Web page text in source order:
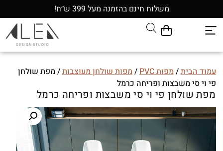
משלוח חינם בהזמנה מעל 399 ש״ח!
עמוד הבית/מפות PVC /מפות שולחן מעוצבות/ מפת שולחן
פי וי סי משבצות ופריחה כרמל
מפת שולחן פי וי סי משבצות ופריחה כרמל